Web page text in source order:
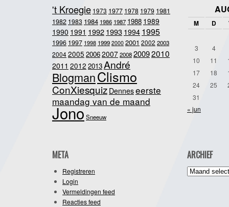
't Kroegie 1973 1977 1978 1979 1981
1982 1983 1984 1986 1987 1988 1989
1990 1991 19921993 1994 1995
1996 1997 1998 1999 2000 2001 2002 2003
20042005 20062007200820092010
2011 2012 2013André
BlogmanClismo
ConXiesquiz Denneseerste
maandag van de maand
JonoSneeuw
M D
3
4
10
11
17
18
24
25
31
« jun
META
Registreren
Login
Vermeldingen feed
Reacties feed
ARCHIEF
Archief